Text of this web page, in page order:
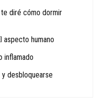
diré cómo dormir
aspecto humano
inflamado
desbloquearse